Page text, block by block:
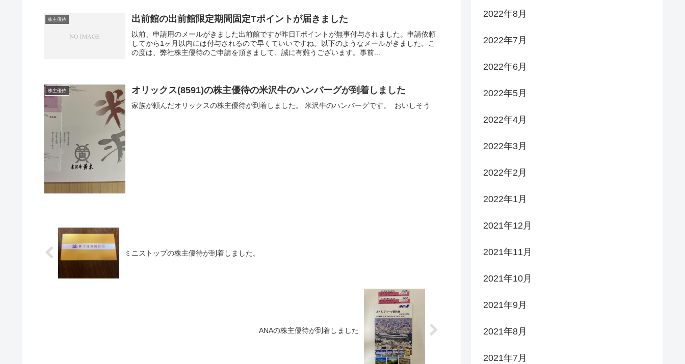
株主優待 出前館の出前館限定期間固定Tポイントが届きました
以前、申請用のメールがきました出前館ですが昨日Tポイントが無事付与されました。申請依頼
してから1ヶ月以内には付与されるので早くていいですね。以下のようなメールがきました。こ
の度は、弊社株主優待のご申請を頂きまして、誠に有難うございます。事前...
株主優待 オリックス(8591)の株主優待の米沢牛のハンバーグが到着しました
家族が頼んだオリックスの株主優待が到着しました。 米沢牛のハンバーグです。 おいしそう
ミニストップの株主優待が到着しました。
ANAの株主優待が到着しました
2022年8月
2022年7月
2022年6月
2022年5月
2022年4月
2022年3月
2022年2月
2022年1月
2021年12月
2021年11月
2021年10月
2021年9月
2021年8月
2021年7月